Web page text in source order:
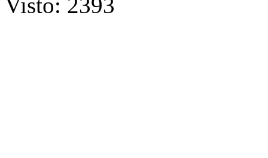
Visto: 2393